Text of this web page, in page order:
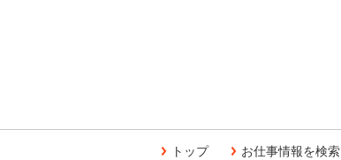
トップ お仕事情報を検索